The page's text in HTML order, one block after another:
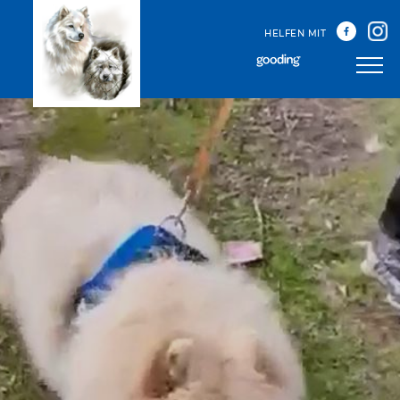
HELFEN MIT
Unser Team